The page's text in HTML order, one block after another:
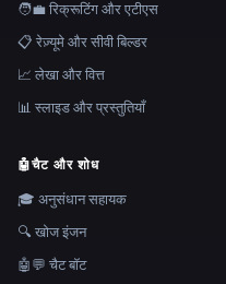
🧑‍💼 रिक्रूटिंग और एटीएस
📋 रेज़्यूमे और सीवी बिल्डर
📈 लेखा और वित्त
📊 स्लाइड और प्रस्तुतियाँ
🤖चैट और शोध
🎓 अनुसंधान सहायक
🔍 खोज इंजन
🤖💬 चैट बॉट